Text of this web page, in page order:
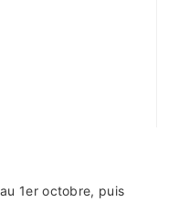
1er octobre, puis